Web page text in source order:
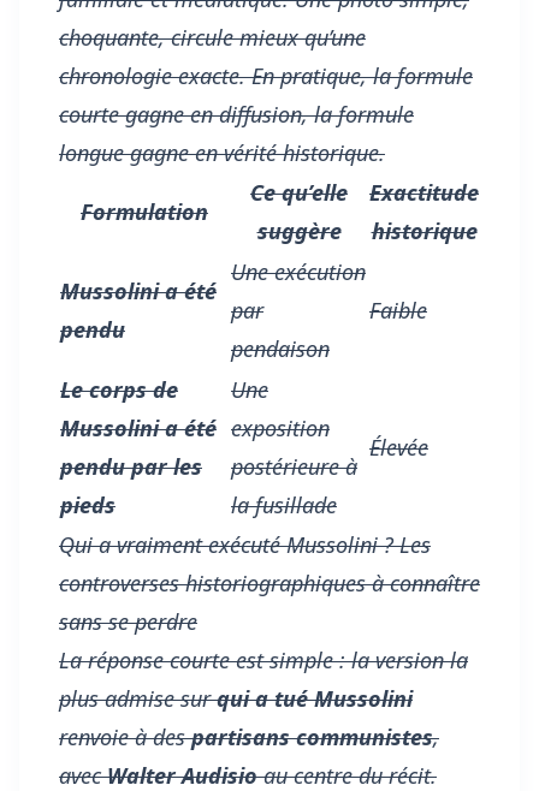
choquante, circule mieux qu’une
chronologie exacte. En pratique, la formule
courte gagne en diffusion, la formule
longue gagne en vérité historique.
Formulation
Ce qu’elle
suggère
Exactitude
historique
Mussolini a été
pendu
Une exécution
par
pendaison
Faible
Le corps de
Mussolini a été
pendu par les
pieds
Une
exposition
postérieure à
la fusillade
Élevée
Qui a vraiment exécuté Mussolini ? Les
controverses historiographiques à connaître
sans se perdre
La réponse courte est simple : la version la
plus admise surqui a tué Mussolini
renvoie à despartisans communistes,
avecWalter Audisioau centre du récit.